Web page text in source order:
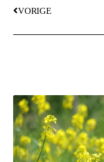
VORIGE